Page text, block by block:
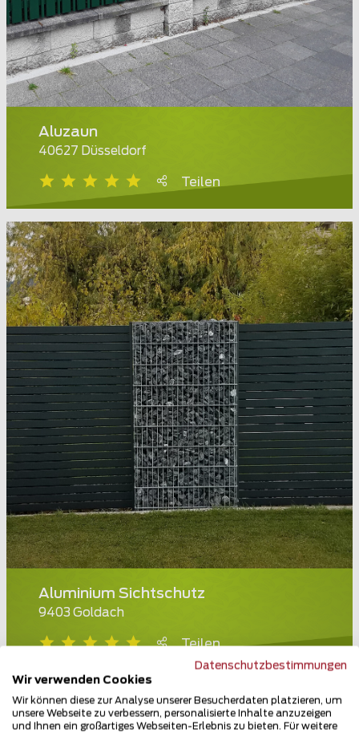
Aluzaun
40627 Düsseldorf
Teilen
Aluminium Sichtschutz
9403 Goldach
Teilen
Datenschutzbestimmungen
Wir verwenden Cookies
Wir können diese zur Analyse unserer Besucherdaten platzieren, um
unsere Webseite zu verbessern, personalisierte Inhalte anzuzeigen
und Ihnen ein großartiges Webseiten-Erlebnis zu bieten. Für weitere